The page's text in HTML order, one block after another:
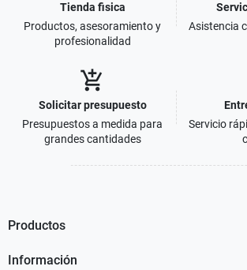
Tienda fisica
Productos, asesoramiento y
profesionalidad
Asistencia
add_shopping_cart
Solicitar presupuesto
Presupuestos a medida para
grandes cantidades
Servicio
Productos
Información